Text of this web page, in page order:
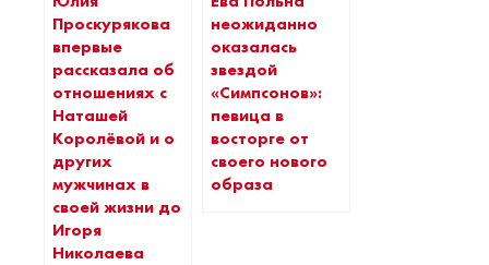
Проскурякова
впервые
рассказала об
отношениях с
Наташей
Королёвой и о
других
мужчинах в
своей жизни до
Игоря
Николаева
неожиданно
оказалась
звездой
«Симпсонов»:
певица в
восторге от
своего нового
образа